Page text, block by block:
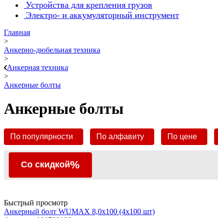
Устройства для крепления грузов
Электро- и аккумуляторный инструмент
Главная
>
Анкерно-дюбельная техника
>
Анкерная техника
>
Анкерные болты
Анкерные болты
По популярности По алфавиту По цене
Со скидкой%
Быстрый просмотр
Анкерный болт WUMAX 8,0х100 (4x100 шт)